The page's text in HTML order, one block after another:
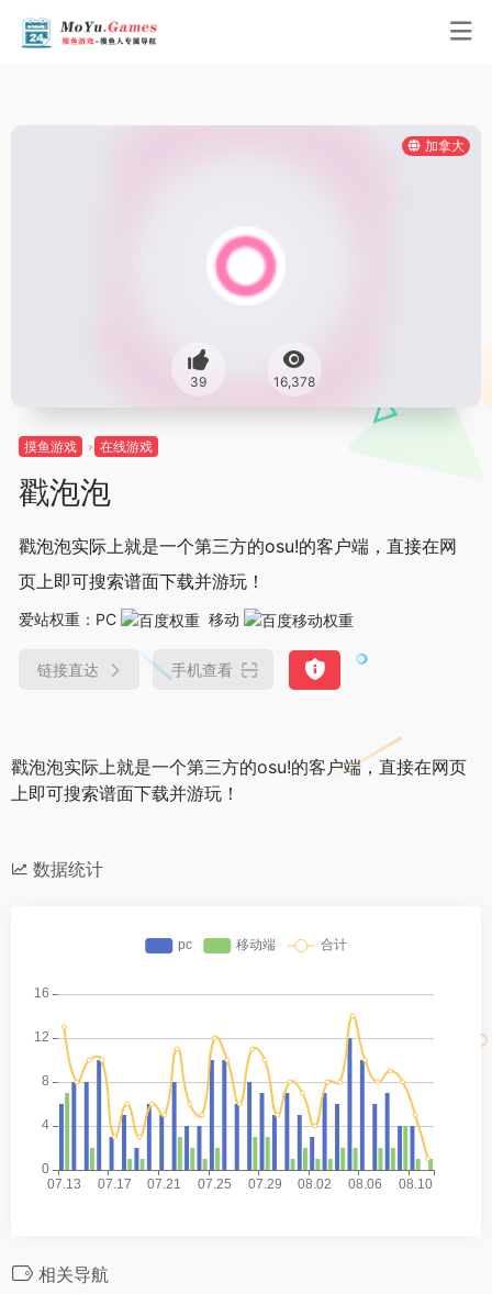
加拿大
39 16,378
摸鱼游戏 在线游戏
戳泡泡
戳泡泡实际上就是一个第三方的osu!的客户端，直接在网
页上即可搜索谱面下载并游玩！
爱站权重： PC 移动
链接直达 手机查看
戳泡泡实际上就是一个第三方的osu!的客户端，直接在网页
上即可搜索谱面下载并游玩！
数据统计
相关导航